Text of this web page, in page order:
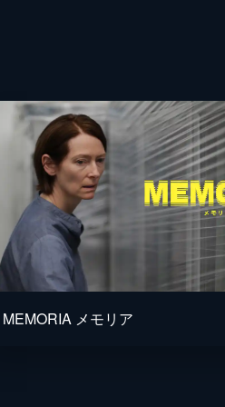
MEMORIA メモリア